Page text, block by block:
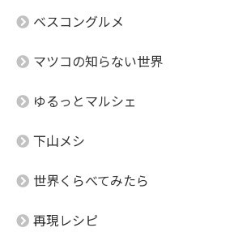
ベスコングルメ
マツコの知らない世界
ゆるっとマルシェ
下山メシ
世界くらべてみたら
再現レシピ